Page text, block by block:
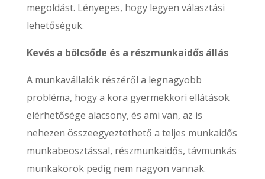
megoldást. Lényeges, hogy legyen választási
lehetőségük.
Kevés a bölcsőde és a részmunkaidős állás
A munkavállalók részéről a legnagyobb
probléma, hogy a kora gyermekkori ellátások
elérhetősége alacsony, és ami van, az is
nehezen összeegyeztethető a teljes munkaidős
munkabeosztással, részmunkaidős, távmunkás
munkakörök pedig nem nagyon vannak.